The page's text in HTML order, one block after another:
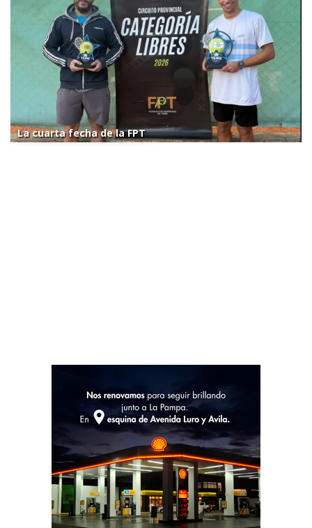
La cuarta fecha de la FPT